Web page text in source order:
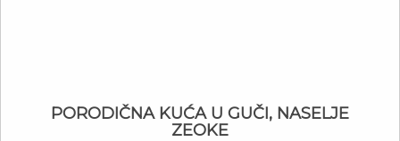
PORODIČNA KUĆA U GUČI, NASELJE
ZEOKE